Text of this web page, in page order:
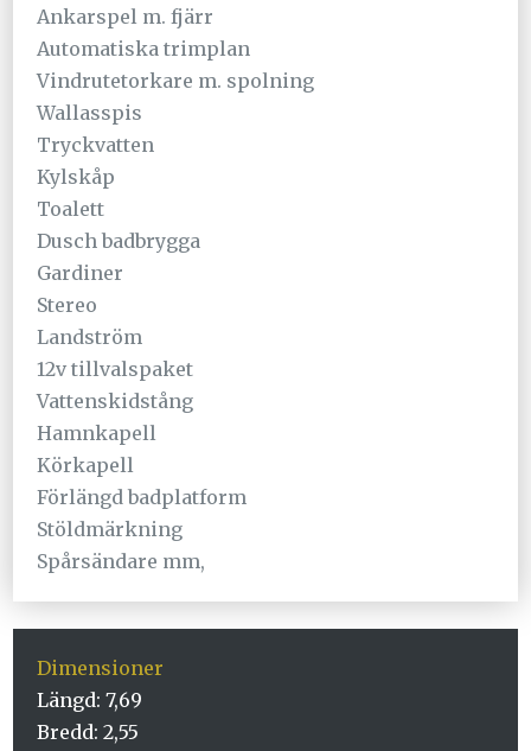
Ankarspel m. fjärr
Automatiska trimplan
Vindrutetorkare m. spolning
Wallasspis
Tryckvatten
Kylskåp
Toalett
Dusch badbrygga
Gardiner
Stereo
Landström
12v tillvalspaket
Vattenskidstång
Hamnkapell
Körkapell
Förlängd badplatform
Stöldmärkning
Spårsändare mm,
Dimensioner
Längd: 7,69
Bredd: 2,55